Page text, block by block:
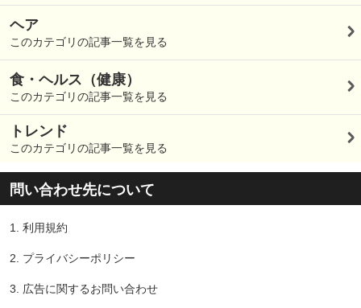
ヘア
このカテゴリの記事一覧を見る
食・ヘルス（健康）
このカテゴリの記事一覧を見る
トレンド
このカテゴリの記事一覧を見る
問い合わせ先について
1. 利用規約
2. プライバシーポリシー
3. 広告に関するお問い合わせ